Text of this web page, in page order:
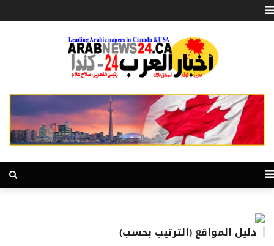
دليل المواقع (الترتيب بحسب)